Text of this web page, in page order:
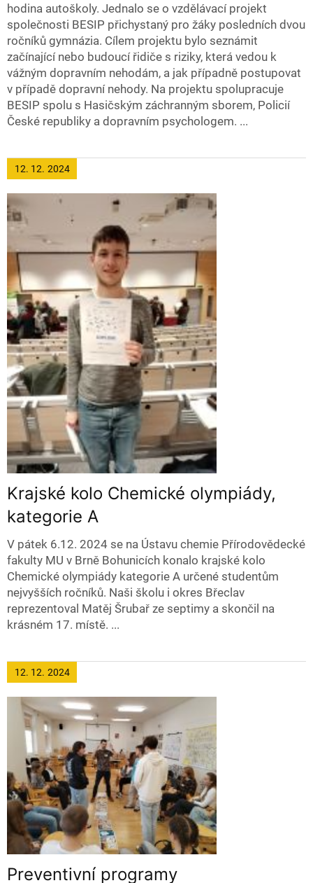
hodina autoškoly. Jednalo se o vzdělávací projekt
společnosti BESIP přichystaný pro žáky posledních dvou
ročníků gymnázia. Cílem projektu bylo seznámit
začínající nebo budoucí řidiče s riziky, která vedou k
vážným dopravním nehodám, a jak případně postupovat
v případě dopravní nehody. Na projektu spolupracuje
BESIP spolu s Hasičským záchranným sborem, Policií
České republiky a dopravním psychologem. ...
12. 12. 2024
Krajské kolo Chemické olympiády,
kategorie A
V pátek 6.12. 2024 se na Ústavu chemie Přírodovědecké
fakulty MU v Brně Bohunicích konalo krajské kolo
Chemické olympiády kategorie A určené studentům
nejvyšších ročníků. Naši školu i okres Břeclav
reprezentoval Matěj Šrubař ze septimy a skončil na
krásném 17. místě. ...
12. 12. 2024
Preventivní programy